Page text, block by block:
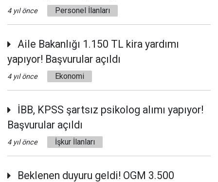
4 yıl önce Personel İlanları
Aile Bakanlığı 1.150 TL kira yardımı
yapıyor! Başvurular açıldı
4 yıl önce Ekonomi
İBB, KPSS şartsız psikolog alımı yapıyor!
Başvurular açıldı
4 yıl önce İşkur İlanları
Beklenen duyuru geldi! OGM 3.500